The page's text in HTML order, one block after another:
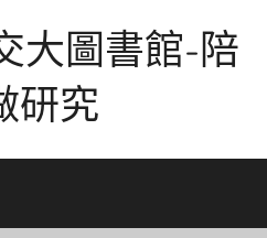
大圖書館-陪
研究